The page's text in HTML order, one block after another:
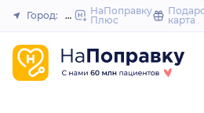
Закрыть
Город: ОмскНаПоправку
Плюс
карта